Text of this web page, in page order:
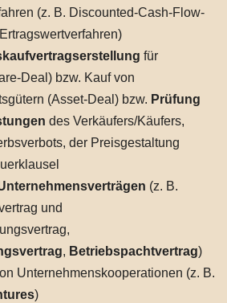
(z. B. Discounted-Cash-Flow-
für
Deal) bzw. Kauf von
(Asset-Deal) bzw. Prüfung
des Verkäufers/Käufers,
der Preisgestaltung
(z. B.
und
, Betriebspachtvertrag)
Unternehmenskooperationen (z. B.
)